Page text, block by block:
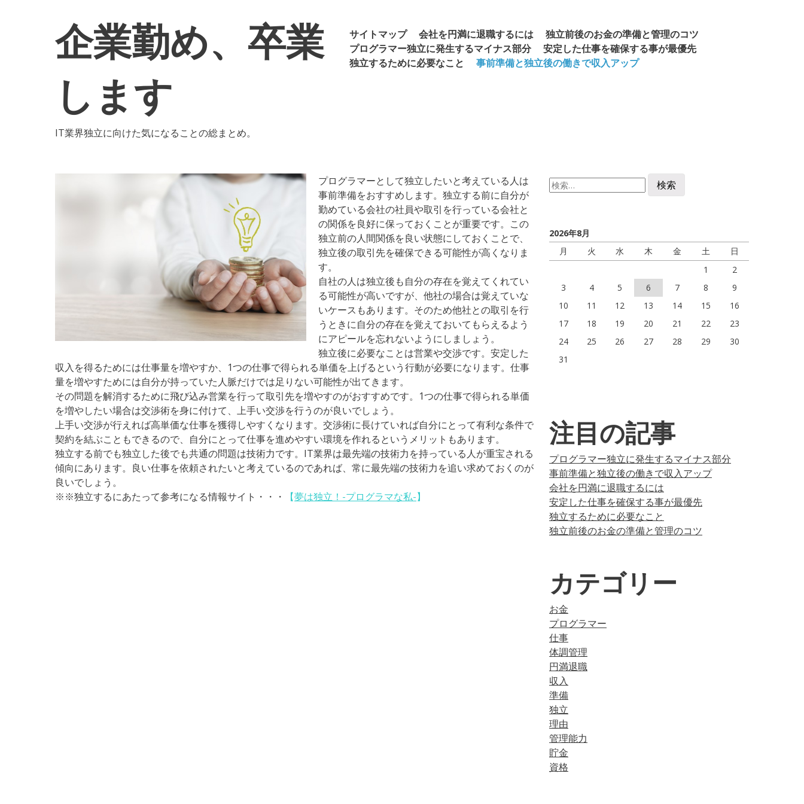
企業勤め、卒業
します
IT業界独立に向けた気になることの総まとめ。
メニュー
コンテンツへ移動
サイトマップ 会社を円満に退職するには
独立前後のお金の準備と管理のコツ
プログラマー独立に発生するマイナス部分
安定した仕事を確保する事が最優先
独立するために必要なこと
事前準備と独立後の働きで収入アップ
プログラマーとして独立したいと考えている人は
事前準備をおすすめします。独立する前に自分が
勤めている会社の社員や取引を行っている会社と
の関係を良好に保っておくことが重要です。この
独立前の人間関係を良い状態にしておくことで、
独立後の取引先を確保できる可能性が高くなりま
す。
自社の人は独立後も自分の存在を覚えてくれてい
る可能性が高いですが、他社の場合は覚えていな
いケースもあります。そのため他社との取引を行
うときに自分の存在を覚えておいてもらえるよう
にアピールを忘れないようにしましょう。
独立後に必要なことは営業や交渉です。安定した
収入を得るためには仕事量を増やすか、1つの仕事で得られる単価を上げるという行動が必要になります。仕事
量を増やすためには自分が持っていた人脈だけでは足りない可能性が出てきます。
その問題を解消するために飛び込み営業を行って取引先を増やすのがおすすめです。1つの仕事で得られる単価
を増やしたい場合は交渉術を身に付けて、上手い交渉を行うのが良いでしょう。
上手い交渉が行えれば高単価な仕事を獲得しやすくなります。交渉術に長けていれば自分にとって有利な条件で
契約を結ぶこともできるので、自分にとって仕事を進めやすい環境を作れるというメリットもあります。
独立する前でも独立した後でも共通の問題は技術力です。IT業界は最先端の技術力を持っている人が重宝される
傾向にあります。良い仕事を依頼されたいと考えているのであれば、常に最先端の技術力を追い求めておくのが
良いでしょう。
※※独立するにあたって参考になる情報サイト・・・
【夢は独立！-プログラマな私-】
検
索:
2026年8月
月
火 水 木 金 土
日
1
2
3
4 5 6 7 8
9
10
11 12 13 14 15
16
17
18 19 20 21 22
23
24
25 26 27 28 29
30
31
注目の記事
プログラマー独立に発生するマイナス部分
事前準備と独立後の働きで収入アップ
会社を円満に退職するには
安定した仕事を確保する事が最優先
独立するために必要なこと
独立前後のお金の準備と管理のコツ
カテゴリー
お金
プログラマー
仕事
体調管理
円満退職
収入
準備
独立
理由
管理能力
貯金
資格